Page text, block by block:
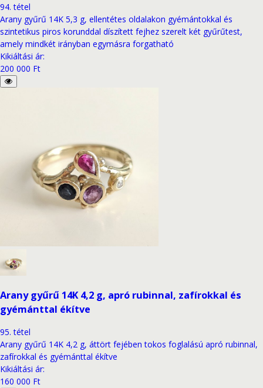
94. tétel
Arany gyűrű 14K 5,3 g, ellentétes oldalakon gyémántokkal és
szintetikus piros korunddal díszített fejhez szerelt két gyűrűtest,
amely mindkét irányban egymásra forgatható
Kikiáltási ár:
200 000 Ft
Arany gyűrű 14K 4,2 g, apró rubinnal, zafírokkal és
gyémánttal ékítve
95. tétel
Arany gyűrű 14K 4,2 g, áttört fejében tokos foglalású apró rubinnal,
zafírokkal és gyémánttal ékítve
Kikiáltási ár:
160 000 Ft